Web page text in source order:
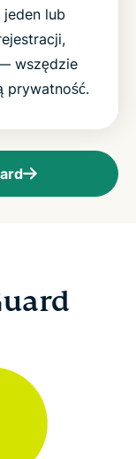
lub
wszędzie
prywatność.